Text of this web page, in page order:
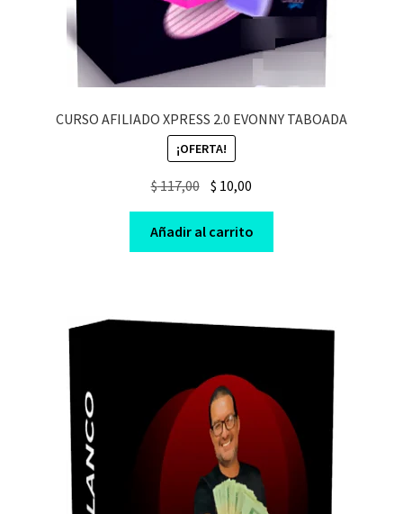
CURSO AFILIADO XPRESS 2.0 EVONNY TABOADA
¡OFERTA!
$117,00 Original
price
was:
$ 117,00.
$ 10,00
price
is:
$ 10,00.
Añadir al carrito